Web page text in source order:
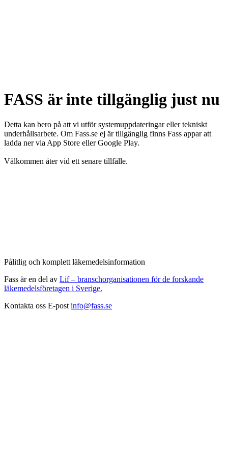
FASS är inte tillgänglig just nu
Detta kan bero på att vi utför systemuppdateringar eller tekniskt
underhållsarbete. Om Fass.se ej är tillgänglig finns Fass appar att
ladda ner via App Store eller Google Play.
Välkommen åter vid ett senare tillfälle.
Pålitlig och komplett läkemedelsinformation
Fass är en del av Lif – branschorganisationen för de forskande
läkemedelsföretagen i Sverige.
Kontakta oss E-post info@fass.se